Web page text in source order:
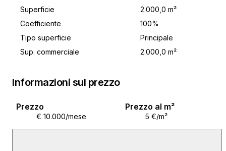
Superficie
2.000,0 m²
Coefficiente
100%
Tipo superficie
Principale
Sup. commerciale
2.000,0 m²
Informazioni sul prezzo
Prezzo
€ 10.000/mese
Prezzo al m²
5 €/m²